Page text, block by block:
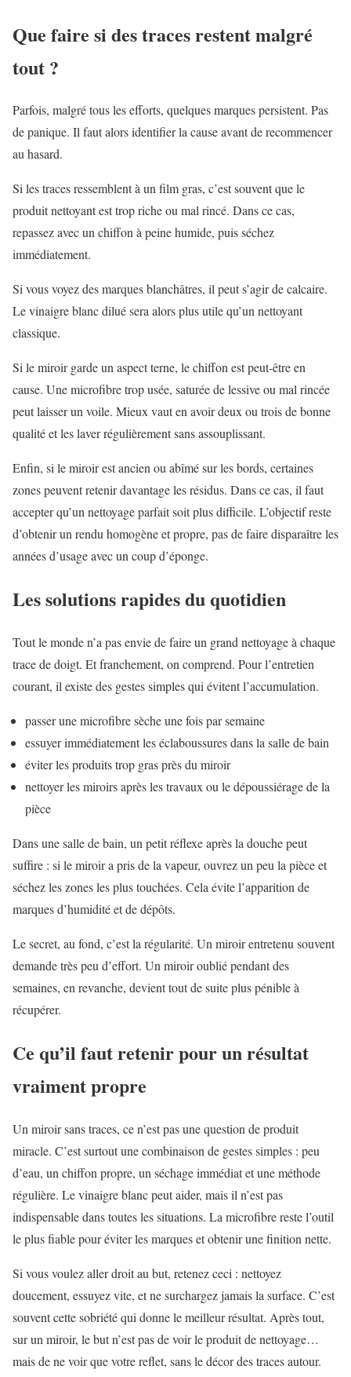
Que faire si des traces restent malgré
tout ?
Parfois, malgré tous les efforts, quelques marques persistent. Pas
de panique. Il faut alors identifier la cause avant de recommencer
au hasard.
Si les traces ressemblent à un film gras, c’est souvent que le
produit nettoyant est trop riche ou mal rincé. Dans ce cas,
repassez avec un chiffon à peine humide, puis séchez
immédiatement.
Si vous voyez des marques blanchâtres, il peut s’agir de calcaire.
Le vinaigre blanc dilué sera alors plus utile qu’un nettoyant
classique.
Si le miroir garde un aspect terne, le chiffon est peut-être en
cause. Une microfibre trop usée, saturée de lessive ou mal rincée
peut laisser un voile. Mieux vaut en avoir deux ou trois de bonne
qualité et les laver régulièrement sans assouplissant.
Enfin, si le miroir est ancien ou abîmé sur les bords, certaines
zones peuvent retenir davantage les résidus. Dans ce cas, il faut
accepter qu’un nettoyage parfait soit plus difficile. L’objectif reste
d’obtenir un rendu homogène et propre, pas de faire disparaître les
années d’usage avec un coup d’éponge.
Les solutions rapides du quotidien
Tout le monde n’a pas envie de faire un grand nettoyage à chaque
trace de doigt. Et franchement, on comprend. Pour l’entretien
courant, il existe des gestes simples qui évitent l’accumulation.
passer une microfibre sèche une fois par semaine
essuyer immédiatement les éclaboussures dans la salle de bain
éviter les produits trop gras près du miroir
nettoyer les miroirs après les travaux ou le dépoussiérage de la
pièce
Dans une salle de bain, un petit réflexe après la douche peut
suffire : si le miroir a pris de la vapeur, ouvrez un peu la pièce et
séchez les zones les plus touchées. Cela évite l’apparition de
marques d’humidité et de dépôts.
Le secret, au fond, c’est la régularité. Un miroir entretenu souvent
demande très peu d’effort. Un miroir oublié pendant des
semaines, en revanche, devient tout de suite plus pénible à
récupérer.
Ce qu’il faut retenir pour un résultat
vraiment propre
Un miroir sans traces, ce n’est pas une question de produit
miracle. C’est surtout une combinaison de gestes simples : peu
d’eau, un chiffon propre, un séchage immédiat et une méthode
régulière. Le vinaigre blanc peut aider, mais il n’est pas
indispensable dans toutes les situations. La microfibre reste l’outil
le plus fiable pour éviter les marques et obtenir une finition nette.
Si vous voulez aller droit au but, retenez ceci : nettoyez
doucement, essuyez vite, et ne surchargez jamais la surface. C’est
souvent cette sobriété qui donne le meilleur résultat. Après tout,
sur un miroir, le but n’est pas de voir le produit de nettoyage…
mais de ne voir que votre reflet, sans le décor des traces autour.